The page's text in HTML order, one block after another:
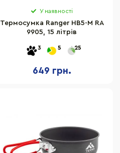
У наявності
Термосумка Ranger HB5-M RA
9905, 15 літрів
3 5 25
649 грн.